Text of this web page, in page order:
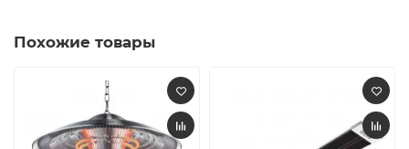
Похожие товары